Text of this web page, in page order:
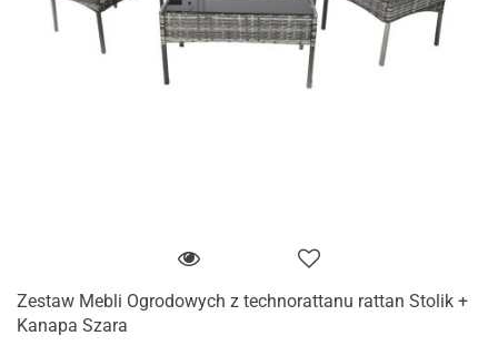
Zestaw Mebli Ogrodowych z technorattanu rattan Stolik +
Kanapa Szara